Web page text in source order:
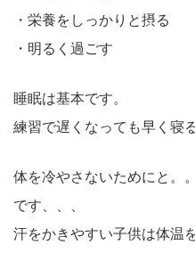
・栄養をしっかりと摂る
・明るく過ごす
睡眠は基本です。
練習で遅くなっても早く寝
体を冷やさないためにと。
です、、、
汗をかきやすい子供は体温